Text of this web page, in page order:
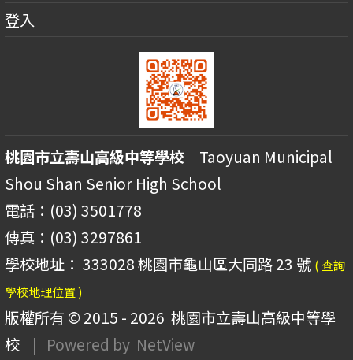
登入
桃園市立壽山高級中等學校 Taoyuan Municipal
Shou Shan Senior High School
電話：(03) 3501778
傳真：(03) 3297861
學校地址： 333028 桃園市龜山區大同路 23 號 ( 查詢
學校地理位置 )
版權所有 © 2015 - 2026 桃園市立壽山高級中等學
校
| Powered by NetView